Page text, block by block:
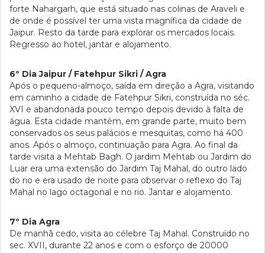
forte Nahargarh, que está situado nas colinas de Araveli e
de onde é possível ter uma vista magnífica da cidade de
Jaipur. Resto da tarde para explorar os mercados locais.
Regresso ao hotel, jantar e alojamento.
6º Dia Jaipur / Fatehpur Sikri / Agra
Após o pequeno-almoço, saída em direção a Agra, visitando
em caminho a cidade de Fatehpur Sikri, construída no séc.
XVI e abandonada pouco tempo depois devido à falta de
água. Esta cidade mantém, em grande parte, muito bem
conservados os seus palácios e mesquitas, como há 400
anos. Após o almoço, continuação para Agra. Ao final da
tarde visita a Mehtab Bagh. O jardim Mehtab ou Jardim do
Luar era uma extensão do Jardim Taj Mahal, do outro lado
do rio e era usado de noite para observar o reflexo do Taj
Mahal no lago octagonal e no rio. Jantar e alojamento.
7º Dia Agra
De manhã cedo, visita ao célebre Taj Mahal. Construído no
sec. XVII, durante 22 anos e com o esforço de 20000